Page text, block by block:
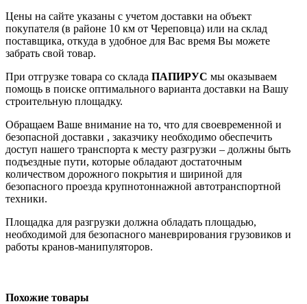
Цены на сайте указаны с учетом доставки на объект
покупателя (в районе 10 км от Череповца) или на склад
поставщика, откуда в удобное для Вас время Вы можете
забрать свой товар.
При отгрузке товара со склада ПАПИРУС мы оказываем
помощь в поиске оптимального варианта доставки на Вашу
строительную площадку.
Обращаем Ваше внимание на то, что для своевременной и
безопасной доставки , заказчику необходимо обеспечить
доступ нашего транспорта к месту разгрузки – должны быть
подъездные пути, которые обладают достаточным
количеством дорожного покрытия и шириной для
безопасного проезда крупнотоннажной автотранспортной
техники.
Площадка для разгрузки должна обладать площадью,
необходимой для безопасного маневрирования грузовиков и
работы кранов-манипуляторов.
Похожие товары